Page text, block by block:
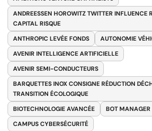
ANDREESSEN HOROWITZ TWITTER INFLUENCE
CAPITAL RISQUE
ANTHROPIC LEVÉE FONDS
AUTONOMIE
AVENIR INTELLIGENCE ARTIFICIELLE
AVENIR SEMI-CONDUCTEURS
BARQUETTES INOX CONSIGNE RÉDUCTION
TRANSITION ÉCOLOGIQUE
BIOTECHNOLOGIE AVANCÉE
BOT MANAGER
CAMPUS CYBERSÉCURITÉ